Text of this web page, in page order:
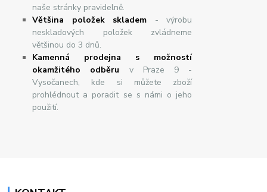
naše stránky pravidelně.
Většina položek skladem - výrobu
neskladových položek zvládneme
většinou do 3 dnů.
Kamenná prodejna s možností
okamžitého odběru v Praze 9 -
Vysočanech, kde si můžete zboží
prohlédnout a poradit se s námi o jeho
použití.